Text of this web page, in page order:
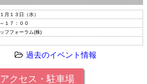
月１３日（水）
１７：００
フフォーラム(株)
過去のイベント情報
アクセス・駐車場